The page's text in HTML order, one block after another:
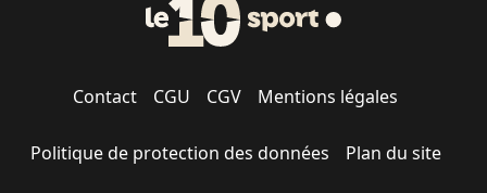
Contact CGU CGV Mentions légales
Politique de protection des données Plan du site